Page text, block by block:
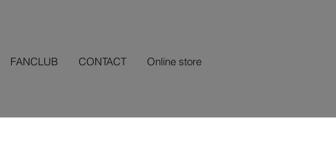
FANCLUB CONTACT Online store